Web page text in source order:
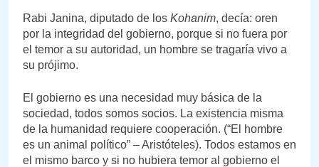
Rabi Janina, diputado de los Kohanim, decía: oren
por la integridad del gobierno, porque si no fuera por
el temor a su autoridad, un hombre se tragaría vivo a
su prójimo.
El gobierno es una necesidad muy básica de la
sociedad, todos somos socios. La existencia misma
de la humanidad requiere cooperación. (“El hombre
es un animal político” – Aristóteles). Todos estamos en
el mismo barco y si no hubiera temor al gobierno el